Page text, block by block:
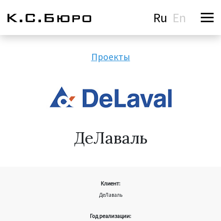
Ru En
Проекты
ДеЛаваль
Клиент:
ДеЛаваль
Год реализации: